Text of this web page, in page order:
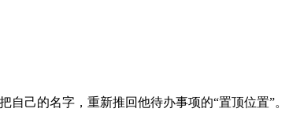
己的名字，重新推回他待办事项的“置顶位置”。